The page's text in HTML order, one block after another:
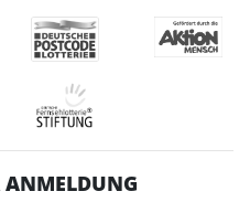
ANMELDUNG